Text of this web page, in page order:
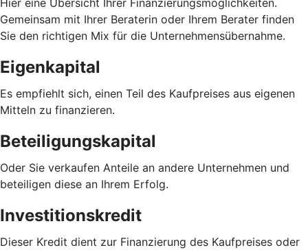
Gemeinsam mit Ihrer Beraterin oder Ihrem Berater finden
Sie den richtigen Mix für die Unternehmensübernahme.
Eigenkapital
Es empfiehlt sich, einen Teil des Kaufpreises aus eigenen
Mitteln zu finanzieren.
Beteiligungskapital
Oder Sie verkaufen Anteile an andere Unternehmen und
beteiligen diese an Ihrem Erfolg.
Investitionskredit
Dieser Kredit dient zur Finanzierung des Kaufpreises oder